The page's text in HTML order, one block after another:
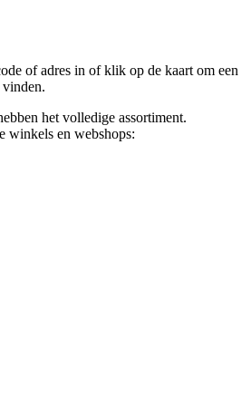
of adres in of klik op de kaart om een
het volledige assortiment.
winkels en webshops: